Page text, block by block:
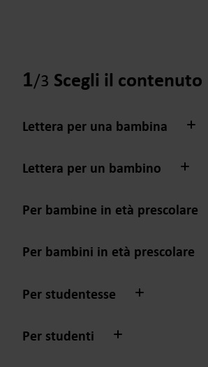
1/3 Scegli il contenuto
Lettera per una bambina
Lettera per un bambino
Per bambine in età prescolare
Per bambini in età prescolare
Per studentesse
Per studenti